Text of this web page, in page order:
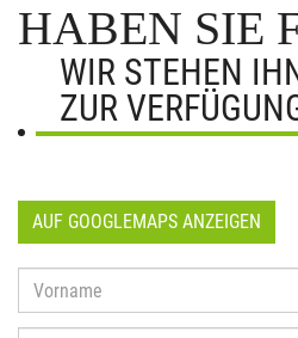
HABEN SIE
WIR STEHEN
ZUR
AUF GOOGLEMAPS ANZEIGEN